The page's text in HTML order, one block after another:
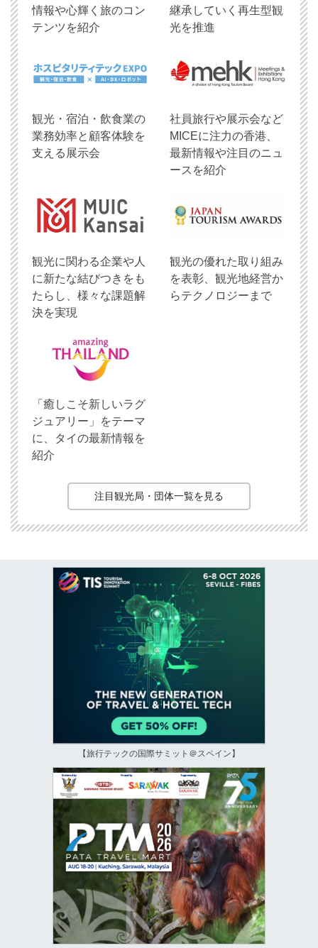
情報や心輝く旅のコン
テンツを紹介
継承していく再生型観
光を推進
観光・宿泊・飲食業の
業務効率と顧客体験を
支える展示会
社員旅行や展示会など
MICEに注力の香港、
最新情報や注目のニュ
ースを紹介
観光に関わる企業や人
に新たな結びつきをも
たらし、様々な課題解
決を実現
観光の優れた取り組み
を表彰、観光地経営か
らテクノロジーまで
「癒しこそ新しいラグ
ジュアリー」をテーマ
に、タイの最新情報を
紹介
注目観光局・団体一覧を見る
【旅行テックの国際サミット＠スペイン】